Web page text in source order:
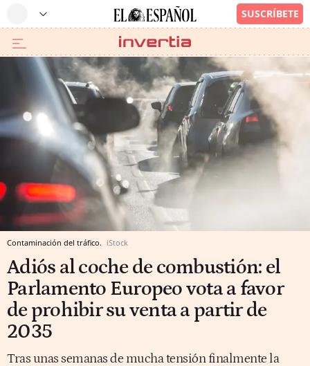
Contaminación del tráfico. iStock
Adiós al coche de combustión: el
Parlamento Europeo vota a favor
de prohibir su venta a partir de
2035
Tras unas semanas de mucha tensión finalmente la